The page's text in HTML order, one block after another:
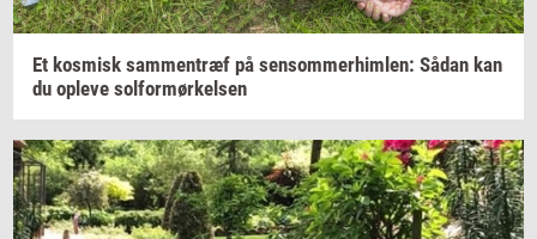
Et kos­misk sam­men­træf på sen­som­mer­him­len: Sådan kan
du op­le­ve sol­for­mør­kel­sen